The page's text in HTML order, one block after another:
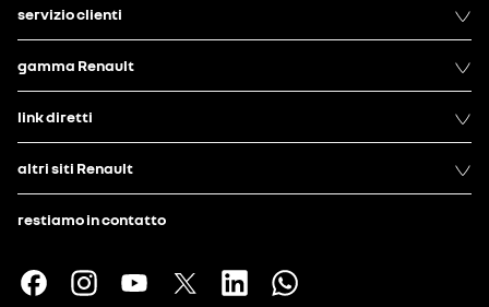
servizio clienti
gamma Renault
link diretti
altri siti Renault
restiamo in contatto